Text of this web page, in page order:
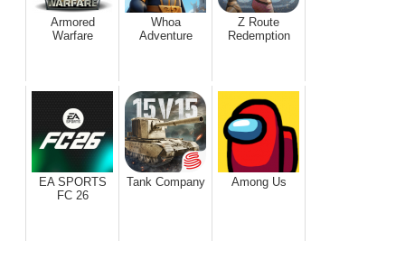
Armored
Warfare
Whoa
Adventure
Z Route
Redemption
EA SPORTS
FC 26
Tank Company Among Us